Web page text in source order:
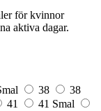
för kvinnor
aktiva dagar.
38
38
41
41 Smal